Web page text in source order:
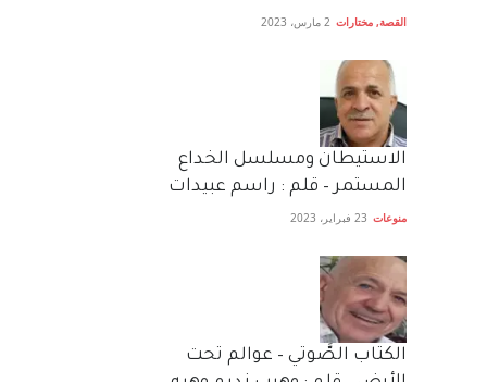
القصة, مختارات 2 مارس، 2023
الاستيطان ومسلسل الخداع
المستمر – قلم : راسم عبيدات
منوعات 23 فبراير، 2023
الكتاب الصَّوتي – عوالم تحت